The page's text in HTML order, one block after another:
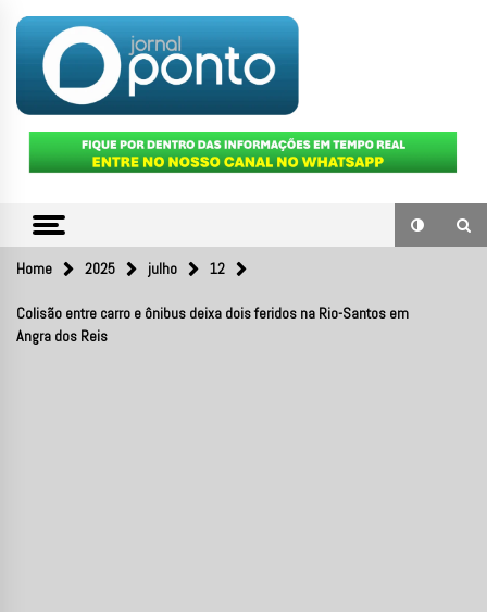
content
JORNAL
PONTO
Home 2025 julho 12
Colisão entre carro e ônibus deixa dois feridos na Rio-Santos em
Angra dos Reis